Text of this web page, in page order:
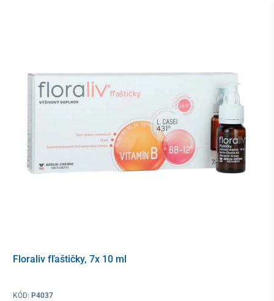
Upozornenie
nekonzumujte v prípade precitlivenosti na akúkoľvek
prípravok nie je vhodný pre deti do 3 rokov
Zloženie
látky: oxid kremičitý a stearan horečnatý - prírodná
(Saccharomyces cerevisiae) (10 mg v dávke) - sušené
Floraliv fľaštičky, 7x 10 ml
KÓD: P4037